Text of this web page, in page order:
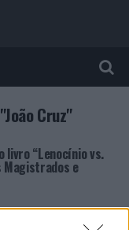
Cruz"
livro “Lenocínio vs.
Magistrados e